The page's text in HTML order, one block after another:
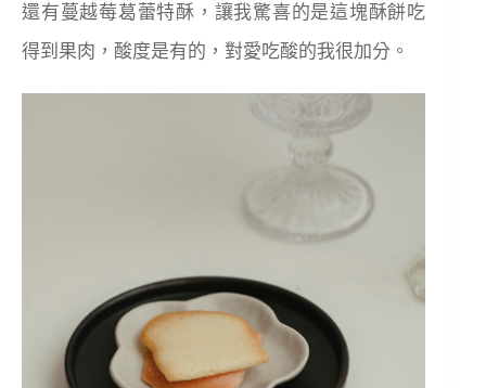
還有蔓越莓葛蕾特酥，讓我驚喜的是這塊酥餅吃
得到果肉，酸度是有的，對愛吃酸的我很加分。